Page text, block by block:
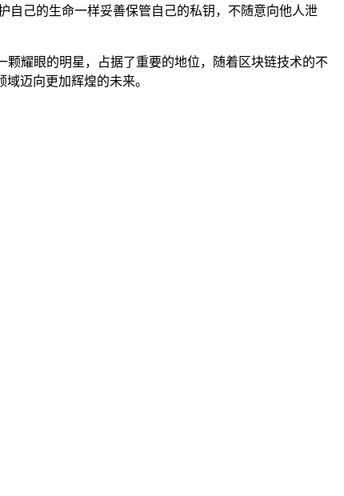
自己的生命一样妥善保管自己的私钥，不随意向他人泄
颗耀眼的明星，占据了重要的地位，随着区块链技术的不
迈向更加辉煌的未来。